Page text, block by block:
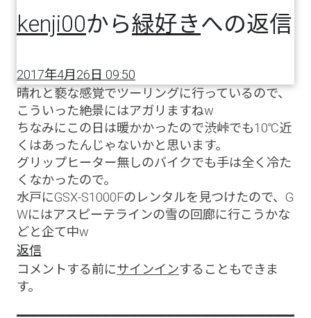
kenji00から緑好きへの返信
2017年4月26日 09:50
晴れと褻な感覚でツーリングに行っているので、
こういった絶景にはアガリますねw
ちなみにこの日は暖かかったので渋峠でも10℃近
くはあったんじゃないかと思います。
グリップヒーター無しのバイクでも手は全く冷た
くなかったので。
水戸にGSX-S1000Fのレンタルを見つけたので、G
Wにはアスピーテラインの雪の回廊に行こうかな
どと企て中w
返信
コメントする前にサインインすることもできま
す。